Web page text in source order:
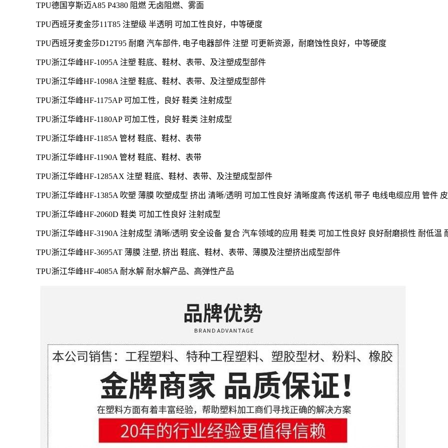
TPU德国亨斯迈A85 P4380 阻燃 无卤阻燃、雾面
TPU西班牙麦金莎11T85 注塑级 半透明 可加工性良好，中等硬度
TPU西班牙麦金莎D12T95 耐磨 汽车部件, 电子电器部件 注塑 可更新资源，耐磨蚀性良好，中等硬度
TPU浙江华峰HF-1095A 注塑 鞋底、鞋材、表带、及注塑成型部件
TPU浙江华峰HF-1098A 注塑 鞋底、鞋材、表带、及注塑成型部件
TPU浙江华峰HF-1175AP 可加工性，良好 鞋类 注射成型
TPU浙江华峰HF-1180AP 可加工性，良好 鞋类 注射成型
TPU浙江华峰HF-1185A 管材 鞋底、鞋材、表带
TPU浙江华峰HF-1190A 管材 鞋底、鞋材、表带
TPU浙江华峰HF-1285AX 注塑 鞋底、鞋材、表带、及注塑成型部件
TPU浙江华峰HF-1385A 吹塑 薄膜 吹塑成型 挤出 清晰/透明 可加工性良好 清晰度高 传送机 带子 电线电缆应用 管件
TPU浙江华峰HF-2060D 鞋类 可加工性良好 注射成型
TPU浙江华峰HF-3190A 注射成型 清晰/透明 安全设备 复合 汽车领域的应用 鞋类 可加工性良好 良好耐磨损性 耐低温
TPU浙江华峰HF-3695AT 薄膜 注塑, 挤出 鞋底、鞋材、表带、薄膜及注塑挤出成型部件
TPU浙江华峰HF-4085A 耐水解 耐水解产品、高弹性产品